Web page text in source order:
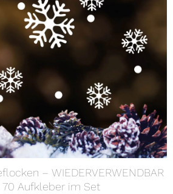
– WIEDERVERWENDBAR
Aufkleber im Set